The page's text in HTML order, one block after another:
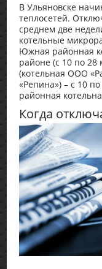
В Ульяновске
теплосетей.
среднем две
котельные
Южная районная
районе (с 10 по
(котельная ООО
«Репина») – с 10
районная
Когда